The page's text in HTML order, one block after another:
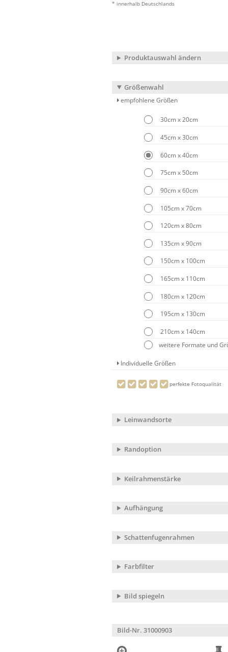
* innerhalb Deutschlands
Produktauswahl ändern
Größenwahl
empfohlene Größen
30cm x 20cm
45cm x 30cm
60cm x 40cm
75cm x 50cm
90cm x 60cm
105cm x 70cm
120cm x 80cm
135cm x 90cm
150cm x 100cm
165cm x 110cm
180cm x 120cm
195cm x 130cm
210cm x 140cm
weitere Formate und
Individuelle Größen
perfekte Fotoqualität
Leinwandsorte
Randoption
Keilrahmenstärke
Aufhängung
Schattenfugenrahmen
Farbfilter
Bild spiegeln
Bild-Nr. 31000903